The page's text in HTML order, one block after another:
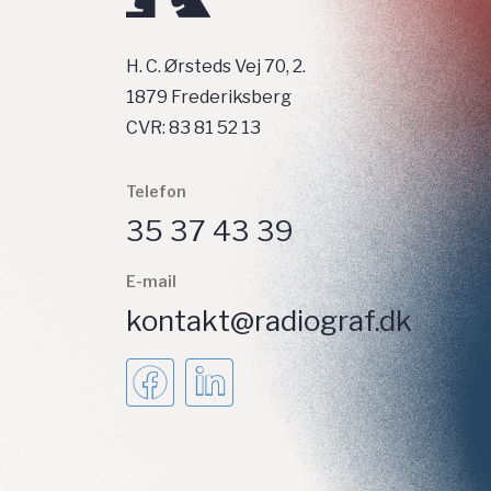
H. C. Ørsteds Vej 70, 2.
1879 Frederiksberg
CVR: 83 81 52 13
Telefon
35 37 43 39
E-mail
kontakt@radiograf.dk